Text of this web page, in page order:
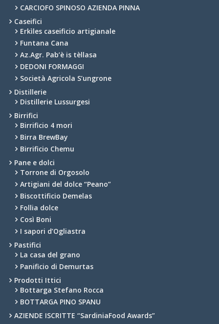
CARCIOFO SPINOSO AZIENDA PINNA
Caseifici
Erkìles caseificio artigianale
Funtana Cana
Az.Agr. Pab’è is tèllasa
DEDONI FORMAGGI
Società Agricola S’ungrone
Distillerie
Distillerie Lussurgesi
Birrifici
Birrificio 4 mori
Birra BrewBay
Birrificio Chemu
Pane e dolci
Torrone di Orgosolo
Artigiani del dolce “Peano”
Biscottificio Demelas
Follia dolce
Così Boni
I sapori d’Ogliastra
Pastifici
La casa del grano
Panificio di Demurtas
Prodotti Ittici
Bottarga Stefano Rocca
BOTTARGA PINO SPANU
AZIENDE ISCRITTE “SardiniaFood Awards”